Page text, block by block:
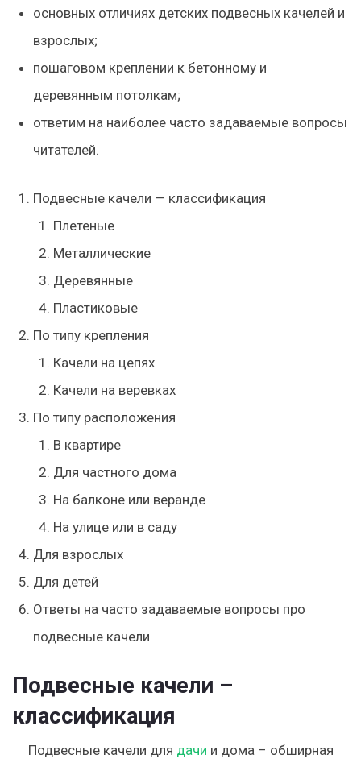
основных отличиях детских подвесных качелей и
взрослых;
пошаговом креплении к бетонному и
деревянным потолкам;
ответим на наиболее часто задаваемые вопросы
читателей.
Подвесные качели — классификация
Плетеные
Металлические
Деревянные
Пластиковые
По типу крепления
Качели на цепях
Качели на веревках
По типу расположения
В квартире
Для частного дома
На балконе или веранде
На улице или в саду
Для взрослых
Для детей
Ответы на часто задаваемые вопросы про
подвесные качели
Подвесные качели –
классификация
Подвесные качели для дачи и дома – обширная